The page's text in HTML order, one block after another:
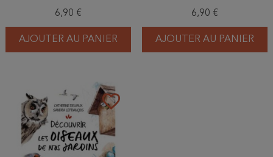
6,90 €
AJOUTER AU PANIER
6,90 €
AJOUTER AU PANIER
favorite_border